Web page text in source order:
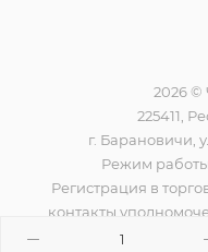
2026
225411,
г. Барановичи,
Режим
Регистрация в
контакты
наименование и